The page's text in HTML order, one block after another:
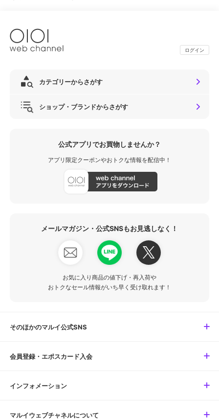
ログイン
カテゴリーからさがす
ショップ・ブランドからさがす
公式アプリでお買物しませんか？
アプリ限定クーポンやおトクな情報を配信中！
メールマガジン・公式SNSもお見逃しなく！
お気に入り商品の値下げ・再入荷や
おトクなセール情報がいち早く受け取れます！
そのほかのマルイ公式SNS
会員登録・エポスカード入会
インフォメーション
マルイウェブチャネルについて